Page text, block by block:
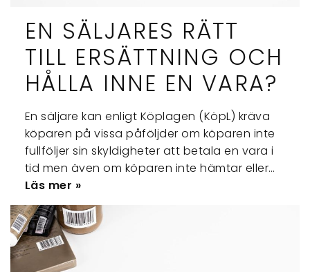
EN SÄLJARES RÄTT
TILL ERSÄTTNING OCH
HÅLLA INNE EN VARA?
En säljare kan enligt Köplagen (KöpL) kräva
köparen på vissa påföljder om köparen inte
fullföljer sin skyldigheter att betala en vara i
tid men även om köparen inte hämtar eller…
Läs mer »